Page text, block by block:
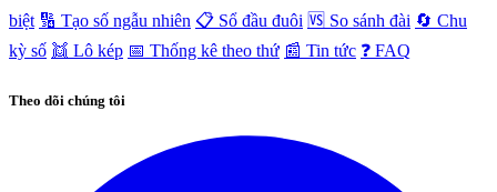
biệt 🔢 Tạo số ngẫu nhiên 📋 Sổ đầu đuôi 🆚 So sánh đài 🔄 Chu
kỳ số 👯 Lô kép 📅 Thống kê theo thứ 📰 Tin tức ❓ FAQ
Theo dõi chúng tôi